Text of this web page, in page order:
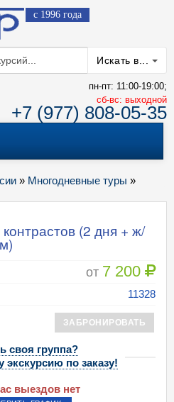
с 1996 года
Искать в...
пн-пт: 11:00-19:00;
cб-вс: выходной
+7 (977) 808-05-35
» Многодневные туры »
(2 дня + ж/
от 7 200
11328
ЗАБРОНИРОВАТЬ
своя группа?
по заказу!
выездов нет